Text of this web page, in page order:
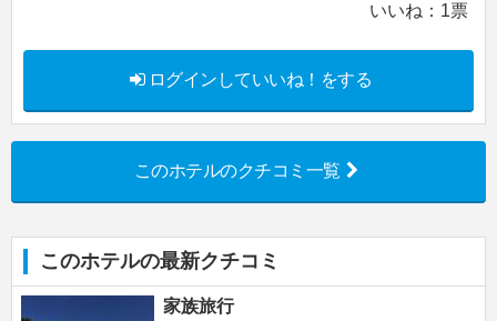
いいね： 1票
ログインしていいね！をする
このホテルのクチコミ一覧
このホテルの最新クチコミ
家族旅行